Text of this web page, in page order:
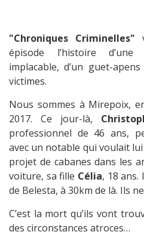
"Chroniques Criminelles"
épisode l’histoire d’une
implacable, d’un guet-
victimes.
Nous sommes à Mirepoix,
2017. Ce jour-là,
professionnel de 46 ans,
avec un notable qui voulait
projet de cabanes dans les
voiture, sa fille Célia, 18
de Belesta, à 30km de là. Ils
C’est la mort qu’ils vont
des circonstances atroces…